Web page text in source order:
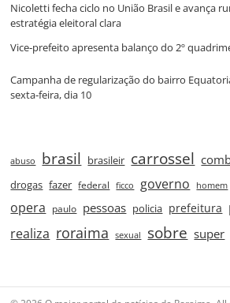
Nicoletti fecha ciclo no União Brasil e avança
estratégia eleitoral clara
Vice‑prefeito apresenta balanço do 2º
Campanha de regularização do bairro
sexta‑feira, dia 10
abuso brasil brasileir carrossel
drogas fazer federal ficco governo homem
opera paulo pessoas policia prefeitura
realiza roraima sexual sobre super